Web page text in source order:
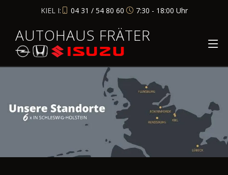
KIEL I: 04 31 / 54 80 60 7:30 - 18:00 Uhr
AUTOHAUS FRÄTER